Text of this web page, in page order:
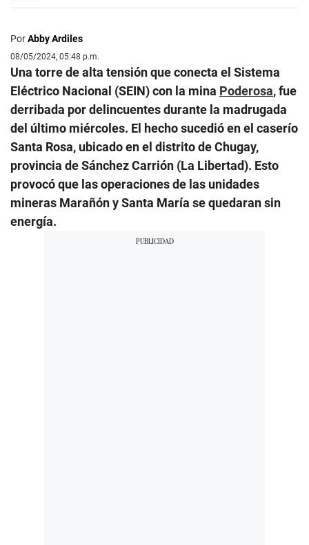
PorAbby Ardiles
08/05/2024, 05:48 p.m.
Una torre de alta tensión que conecta el Sistema
Eléctrico Nacional (SEIN) con la mina Poderosa, fue
derribada por delincuentes durante la madrugada
del último miércoles. El hecho sucedió en el caserío
Santa Rosa, ubicado en el distrito de Chugay,
provincia de Sánchez Carrión (La Libertad). Esto
provocó que las operaciones de las unidades
mineras Marañón y Santa María se quedaran sin
energía.